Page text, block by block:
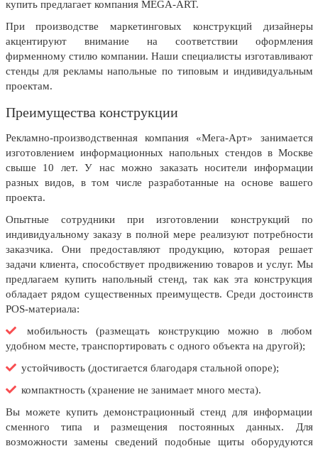
парада на Красной площади
революции
10 ноября, День сотрудника органов
внутренних дел РФ
13 ноября, День Войск РХБЗ
Артиллерии
День матери (последнее воскресенье
ноября)
5 декабря, День начала
контрнаступления советских войск
9 декабря, Международный день
борьбы с коррупцией
9 декабря, День Героев Отечества
12 декабря, День конституции РФ
20 декабря, День работника органов
Новогоднее оформление
Рождество Христово
19 января, Крещение Господне
22 января, День дедушки
купить предлагает компания MEGA-ART.
При производстве маркетинговых конструкций дизайнеры
акцентируют внимание на соответствии оформления
фирменному стилю компании. Наши специалисты изготавливают
стенды для рекламы напольные по типовым и индивидуальным
проектам.
Преимущества конструкции
Рекламно-производственная компания «Мега-Арт» занимается
изготовлением информационных напольных стендов в Москве
свыше 10 лет. У нас можно заказать носители информации
разных видов, в том числе разработанные на основе вашего
проекта.
Опытные сотрудники при изготовлении конструкций по
индивидуальному заказу в полной мере реализуют потребности
заказчика. Они предоставляют продукцию, которая решает
задачи клиента, способствует продвижению товаров и услуг. Мы
предлагаем купить напольный стенд, так как эта конструкция
обладает рядом существенных преимуществ. Среди достоинств
POS-материала:
мобильность (размещать конструкцию можно в любом
удобном месте, транспортировать с одного объекта на другой);
устойчивость (достигается благодаря стальной опоре);
компактность (хранение не занимает много места).
Вы можете купить демонстрационный стенд для информации
сменного типа и размещения постоянных данных. Для
возможности замены сведений подобные щиты оборудуются